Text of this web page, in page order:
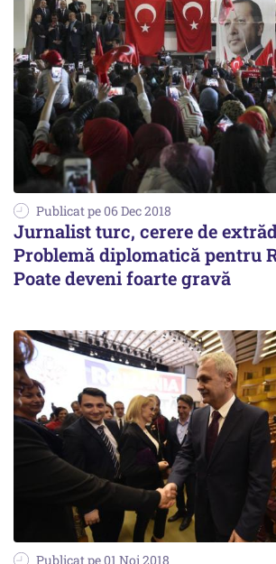
Publicat pe 06 Dec 2018
Jurnalist turc, cerere de
Problemă diplomatică pentru
Poate deveni foarte gravă
Publicat pe 01 Noi 2018